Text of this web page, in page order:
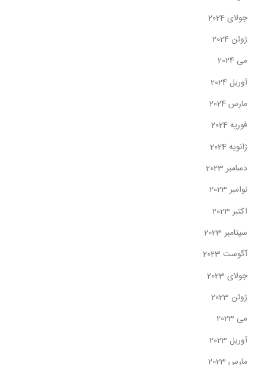
جولای 2024
ژوئن 2024
می 2024
آوریل 2024
مارس 2024
فوریه 2024
ژانویه 2024
دسامبر 2023
نوامبر 2023
اکتبر 2023
سپتامبر 2023
آگوست 2023
جولای 2023
ژوئن 2023
می 2023
آوریل 2023
مارس 2023